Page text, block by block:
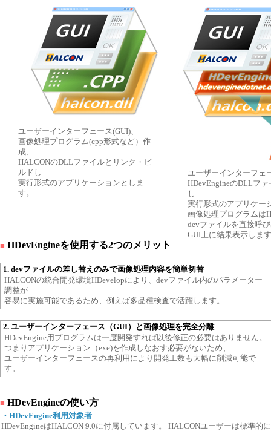
ユーザーインターフェース(GUI)、
画像処理プログラム(cpp形式など）作
成、
HALCONのDLLファイルとリンク・ビ
ルドし
実行形式のアプリケーションとしま
す。
ユーザーインターフェ
HDevEngineのDLLフ
し
実行形式のアプリケー
画像処理プログラムは
devファイルを直接呼
GUI上に結果表示しま
■ HDevEngineを使用する2つのメリット
1. devファイルの差し替えのみで画像処理内容を簡単切替
HALCONの統合開発環境HDevelopにより、devファイル内のパラメーター
調整が
容易に実施可能であるため、例えば多品種検査で活躍します。
2. ユーザーインターフェース（GUI）と画像処理を完全分離
HDevEngine用プログラムは一度開発すれば以後修正の必要はありません。
つまりアプリケーション（exe)を作成しなおす必要がないため、
ユーザーインターフェースの再利用により開発工数も大幅に削減可能で
す。
■ HDevEngineの使い方
・HDevEngine利用対象者
HDevEngineはHALCON 9.0に付属しています。 HALCONユーザーは標準的